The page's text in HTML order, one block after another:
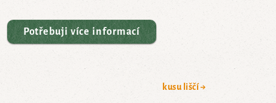
Potřebuji více informací
kusu liščí →